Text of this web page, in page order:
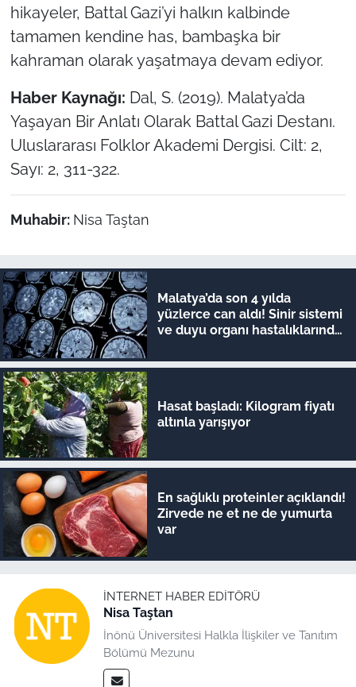
hikayeler, Battal Gazi’yi halkın kalbinde
tamamen kendine has, bambaşka bir
kahraman olarak yaşatmaya devam ediyor.
Haber Kaynağı: Dal, S. (2019). Malatya’da
Yaşayan Bir Anlatı Olarak Battal Gazi Destanı.
Uluslararası Folklor Akademi Dergisi. Cilt: 2,
Sayı: 2, 311-322.
Muhabir: Nisa Taştan
Malatya’da son 4 yılda
yüzlerce can aldı! Sinir sistemi
ve duyu organı hastalıklarında
Hasat başladı: Kilogram fiyatı
altınla yarışıyor
En sağlıklı proteinler açıklandı!
Zirvede ne et ne de yumurta
var
İNTERNET HABER EDITÖRÜ
Nisa Taştan
İnönü Üniversitesi Halkla İlişkiler ve Tanıtım
Bölümü Mezunu